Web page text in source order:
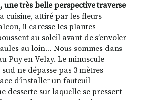
une très belle perspective traverse
cuisine, attiré par les fleurs
il caresse les plantes
au soleil avant de s’envoler
au loin… Nous sommes dans
Puy en Velay. Le minuscule
ne dépasse pas 3 mètres
d’installer un fauteuil
desserte sur laquelle se pressent